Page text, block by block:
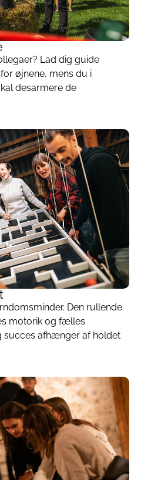
Lad dig guide
øjnene, mens du i
desarmere de
Den rullende
motorik og fælles
succes afhænger af holdet